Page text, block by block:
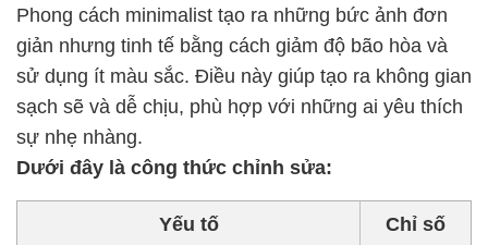
Phong cách minimalist tạo ra những bức ảnh đơn
giản nhưng tinh tế bằng cách giảm độ bão hòa và
sử dụng ít màu sắc. Điều này giúp tạo ra không gian
sạch sẽ và dễ chịu, phù hợp với những ai yêu thích
sự nhẹ nhàng.
Dưới đây là công thức chỉnh sửa:
Yếu tố Chỉ số